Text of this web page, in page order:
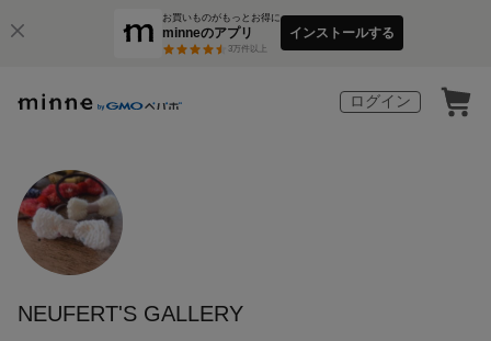
お買いものがもっとお得に
minneのアプリ
3万件以上
インストールする
ログイン
NEUFERT'S GALLERY